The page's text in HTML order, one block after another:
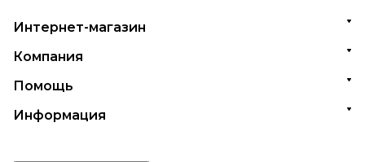
Интернет-магазин
Компания
Помощь
Информация